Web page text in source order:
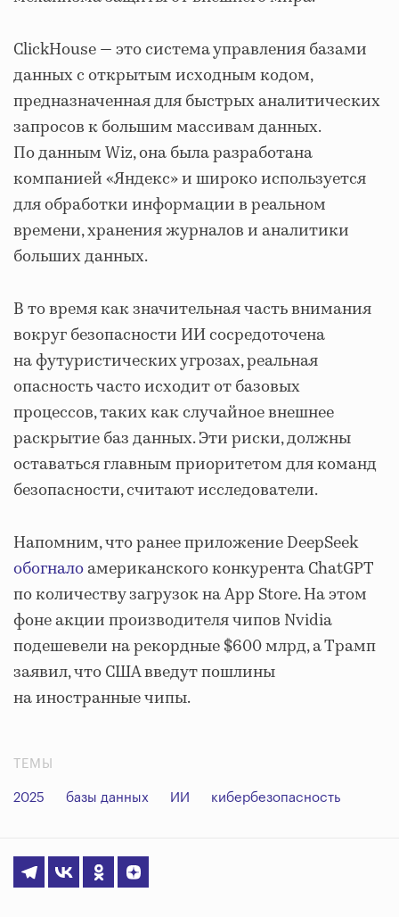
ClickHouse — это система управления базами
данных с открытым исходным кодом,
предназначенная для быстрых аналитических
запросов к большим массивам данных.
По данным Wiz, она была разработана
компанией «Яндекс» и широко используется
для обработки информации в реальном
времени, хранения журналов и аналитики
больших данных.
В то время как значительная часть внимания
вокруг безопасности ИИ сосредоточена
на футуристических угрозах, реальная
опасность часто исходит от базовых
процессов, таких как случайное внешнее
раскрытие баз данных. Эти риски, должны
оставаться главным приоритетом для команд
безопасности, считают исследователи.
Напомним, что ранее приложение DeepSeek
обогналоамериканского конкурента ChatGPT
по количеству загрузок на App Store. На этом
фоне акции производителя чипов Nvidia
подешевели на рекордные $600 млрд, а Трамп
заявил, что США введут пошлины
на иностранные чипы.
ТЕМЫ
2025 базы данных ИИ кибербезопасность